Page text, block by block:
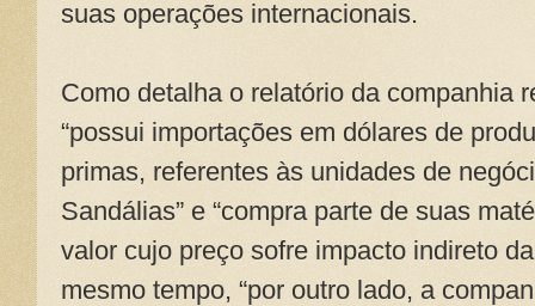
suas operações internacionais.
Como detalha o relatório da companhia
“possui importações em dólares de
primas, referentes às unidades de
Sandálias” e “compra parte de suas
valor cujo preço sofre impacto indireto
mesmo tempo, “por outro lado, a